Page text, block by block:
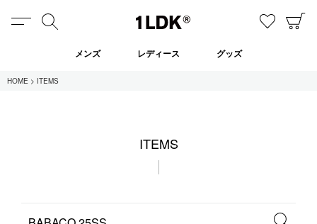
MENU お気に
メンズ レディース グッズ
HOME ITEMS
ITEMS